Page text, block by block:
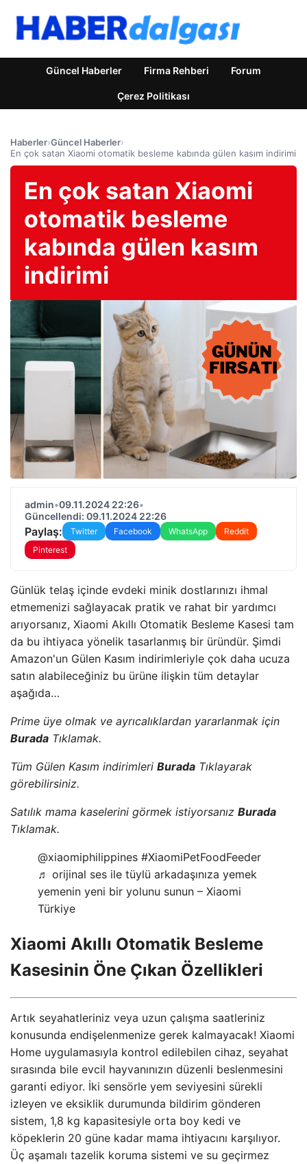
Güncel Haberler Firma Rehberi Forum
Çerez Politikası
Haberler›Güncel Haberler›
En çok satan Xiaomi otomatik besleme kabında gülen kasım indirimi
En çok satan Xiaomi
otomatik besleme
kabında gülen kasım
indirimi
admin•09.11.2024 22:26•
Güncellendi: 09.11.2024 22:26
Paylaş: Twitter Facebook WhatsApp
Reddit
Pinterest
Günlük telaş içinde evdeki minik dostlarınızı ihmal
etmemenizi sağlayacak pratik ve rahat bir yardımcı
arıyorsanız, Xiaomi Akıllı Otomatik Besleme Kasesi tam
da bu ihtiyaca yönelik tasarlanmış bir üründür. Şimdi
Amazon'un Gülen Kasım indirimleriyle çok daha ucuza
satın alabileceğiniz bu ürüne ilişkin tüm detaylar
aşağıda…
Prime üye olmak ve ayrıcalıklardan yararlanmak için
Burada Tıklamak.
Tüm Gülen Kasım indirimleri Burada Tıklayarak
görebilirsiniz.
Satılık mama kaselerini görmek istiyorsanız Burada
Tıklamak.
@xiaomiphilippines #XiaomiPetFoodFeeder
♬ orijinal ses ile tüylü arkadaşınıza yemek
yemenin yeni bir yolunu sunun – Xiaomi
Türkiye
Xiaomi Akıllı Otomatik Besleme
Kasesinin Öne Çıkan Özellikleri
Artık seyahatleriniz veya uzun çalışma saatleriniz
konusunda endişelenmenize gerek kalmayacak! Xiaomi
Home uygulamasıyla kontrol edilebilen cihaz, seyahat
sırasında bile evcil hayvanınızın düzenli beslenmesini
garanti ediyor. İki sensörle yem seviyesini sürekli
izleyen ve eksiklik durumunda bildirim gönderen
sistem, 1,8 kg kapasitesiyle orta boy kedi ve
köpeklerin 20 güne kadar mama ihtiyacını karşılıyor.
Üç aşamalı tazelik koruma sistemi ve su geçirmez